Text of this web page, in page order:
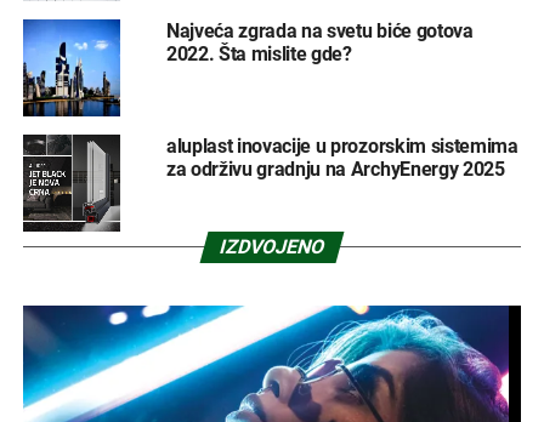
Najveća zgrada na svetu biće gotova
2022. Šta mislite gde?
aluplast inovacije u prozorskim sistemima
za održivu gradnju na ArchyEnergy 2025
IZDVOJENO